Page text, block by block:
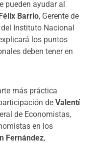
pueden ayudar al
Barrio, Gerente de
Instituto Nacional
los puntos
deben tener en
más práctica
de Valentí
de Economistas,
en los
Fernández,